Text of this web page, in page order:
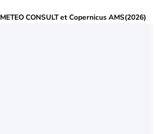
METEO CONSULT et Copernicus AMS(2026)